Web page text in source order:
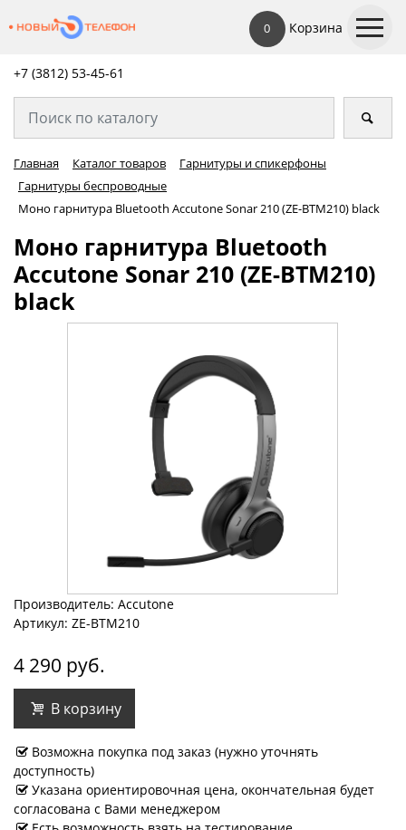
0 Корзина
+7 (3812) 53-45-61
Главная Каталог товаров
Гарнитуры и спикерфоны
Гарнитуры беспроводные
Моно гарнитура Bluetooth Accutone Sonar 210 (ZE-BTM210) black
Моно гарнитура Bluetooth
Accutone Sonar 210 (ZE-BTM210)
black
Производитель: Accutone
Артикул: ZE-BTM210
4 290 руб.
В корзину
Возможна покупка под заказ (нужно уточнять
доступность)
Указана ориентировочная цена, окончательная будет
согласована с Вами менеджером